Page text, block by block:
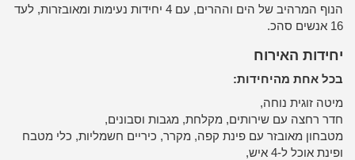
הנוף המרהיב של הים וההרים, עם 4 יחידות נעימות ומאובזרות, לעד
16 אנשים סהכ.
יחידות האירוח
בכל אחת מהיחידות:
מיטה זוגית נוחה,
חדר רחצה עם שירותים, מקלחת, מגבות וסבונים,
מטבחון מאובזר עם פינת קפה, מקרר, כיריים חשמליות, כלי מטבח
ופינת אוכל ל-4 איש,